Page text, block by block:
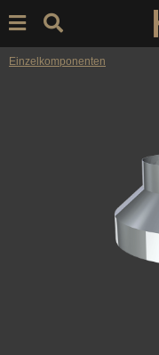
Einzelkomponenten